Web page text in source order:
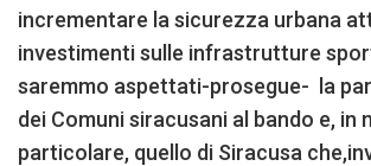
incrementare la sicurezza urbana
investimenti sulle infrastrutture
saremmo aspettati-prosegue- la
dei Comuni siracusani al bando e, in
particolare, quello di Siracusa